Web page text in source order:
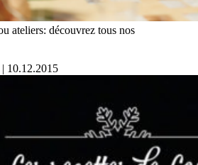
ateliers: découvrez tous nos
| 10.12.2015